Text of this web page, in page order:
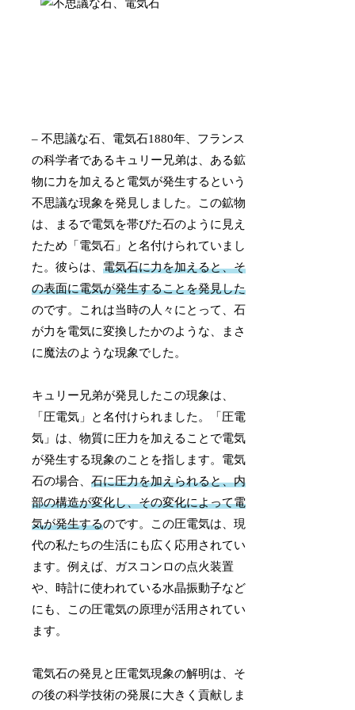
– 不思議な石、電気石1880年、フランス
の科学者であるキュリー兄弟は、ある鉱
物に力を加えると電気が発生するという
不思議な現象を発見しました。この鉱物
は、まるで電気を帯びた石のように見え
たため「電気石」と名付けられていまし
た。彼らは、電気石に力を加えると、そ
の表面に電気が発生することを発見した
のです。これは当時の人々にとって、石
が力を電気に変換したかのような、まさ
に魔法のような現象でした。
キュリー兄弟が発見したこの現象は、
「圧電気」と名付けられました。「圧電
気」は、物質に圧力を加えることで電気
が発生する現象のことを指します。電気
石の場合、石に圧力を加えられると、内
部の構造が変化し、その変化によって電
気が発生するのです。この圧電気は、現
代の私たちの生活にも広く応用されてい
ます。例えば、ガスコンロの点火装置
や、時計に使われている水晶振動子など
にも、この圧電気の原理が活用されてい
ます。
電気石の発見と圧電気現象の解明は、そ
の後の科学技術の発展に大きく貢献しま